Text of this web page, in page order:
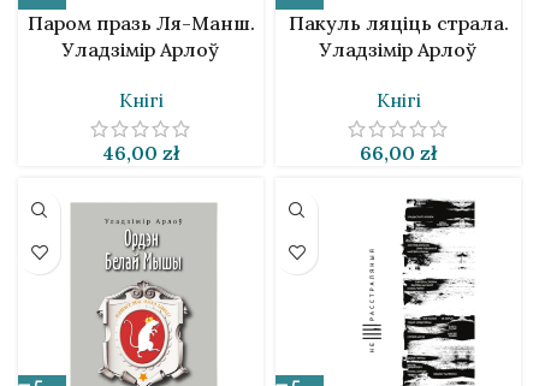
Паром празь Ля-Манш.
Уладзімір Арлоў
Кнігі
46,00 zł
Пакуль ляціць страла.
Уладзімір Арлоў
Кнігі
66,00 zł